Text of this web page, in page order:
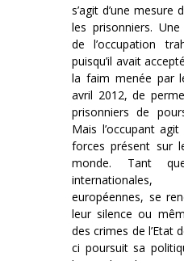
s’agit d’une mesure
les prisonniers.
de l’occupation
puisqu’il avait
la faim menée par
avril 2012, de
prisonniers de
Mais l’occupant
forces présent sur
monde. Tant
européennes, se
leur silence ou
des crimes de l’Etat
ci poursuit sa